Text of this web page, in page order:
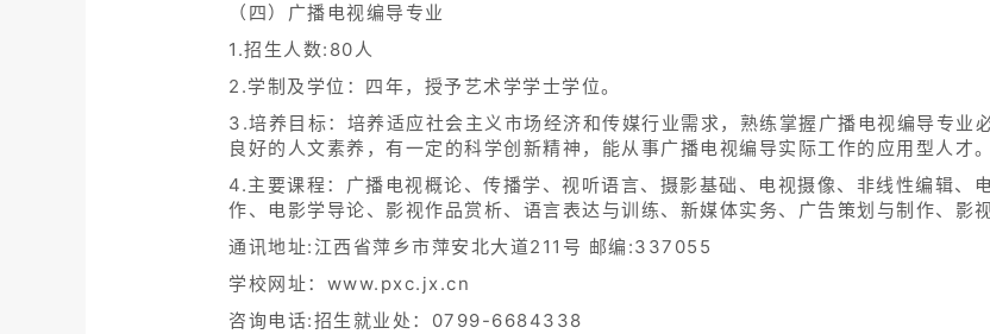
（四）广播电视编导专业
1.招生人数:80人
2.学制及学位：四年，授予艺术学学士学位。
3.培养目标：培养适应社会主义市场经济和传媒行业需求，熟练掌握广播电视编导专业
良好的人文素养，有一定的科学创新精神，能从事广播电视编导实际工作的应用型人才。
4.主要课程：广播电视概论、传播学、视听语言、摄影基础、电视摄像、非线性编辑、
作、电影学导论、影视作品赏析、语言表达与训练、新媒体实务、广告策划与制作、影
通讯地址:江西省萍乡市萍安北大道211号 邮编:337055
学校网址：www.pxc.jx.cn
咨询电话:招生就业处：0799-6684338